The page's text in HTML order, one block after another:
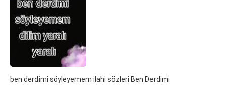
ben derdimi söyleyemem ilahi sözleri Ben Derdimi